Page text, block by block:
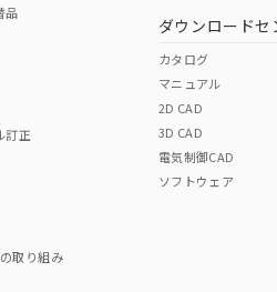
Cr(VI)
在庫等で未対応品が混在する可能性
問い合わせください。
そ
品
訂正
取り組み
ダウンロードセ
カタログ
マニュアル
2D CAD
3D CAD
電気制御CAD
ソフトウェア